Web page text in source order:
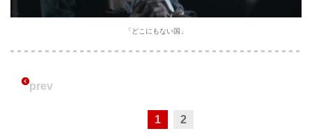
「どこにもない国」
prev
1 2